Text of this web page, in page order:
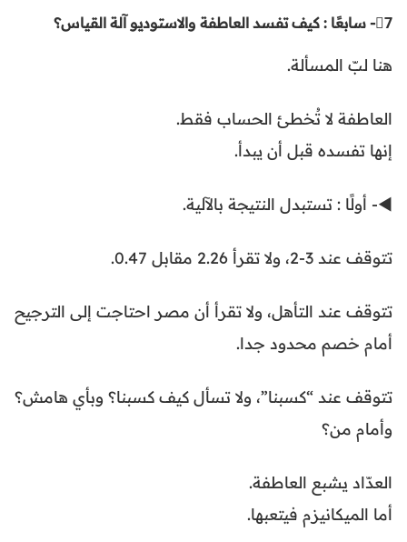
7⃣- سابعًا : كيف تفسد العاطفة والاستوديو آلة القياس؟
هنا لبّ المسألة.
العاطفة لا تُخطئ الحساب فقط.
إنها تفسده قبل أن يبدأ.
◀️- أولًا : تستبدل النتيجة بالآلية.
تتوقف عند 3-2، ولا تقرأ 2.26 مقابل 0.47.
تتوقف عند التأهل، ولا تقرأ أن مصر احتاجت إلى الترجيح
أمام خصم محدود جدا.
تتوقف عند “كسبنا”، ولا تسأل كيف كسبنا؟ وبأي هامش؟
وأمام من؟
العدّاد يشبع العاطفة.
أما الميكانيزم فيتعبها.